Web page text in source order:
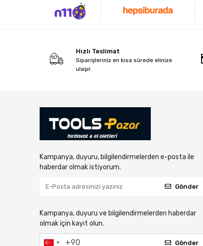
Hızlı Teslimat
Siparişleriniz en kısa sürede elinize
ulaşır.
Kampanya, duyuru, bilgilendirmelerden e-posta ile
haberdar olmak istiyorum.
Gönder
Kampanya, duyuru ve bilgilendirmelerden haberdar
olmak için kayıt olun.
Gönder